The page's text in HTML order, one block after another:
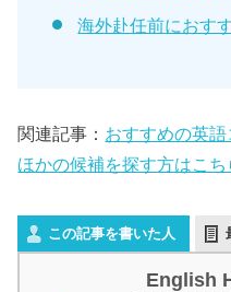
海外赴任前におす
関連記事： おすすめの英語
ほかの候補を探す方はこち
この記事を書いた人
English